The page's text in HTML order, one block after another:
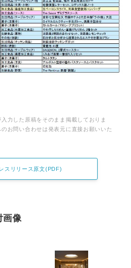
力した原稿をそのまま掲載しておりま
お問い合わせは発表元に直接お願いいた
スリリース原文(PDF)
画像